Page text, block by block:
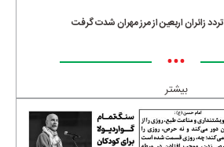
تردد زائران اربعین از مرز مهران شدت گرفت
•••
بیشتر